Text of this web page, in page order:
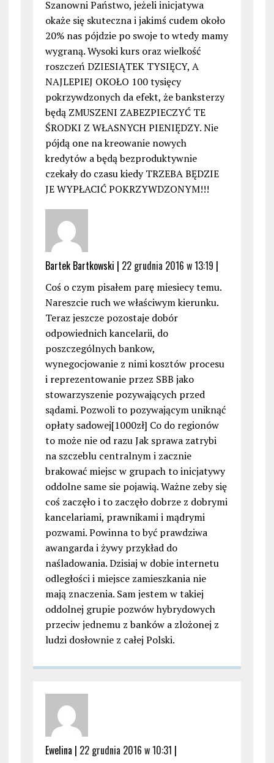
Szanowni Państwo, jeżeli inicjatywa
okaże się skuteczna i jakimś cudem około
20% nas pójdzie po swoje to wtedy mamy
wygraną. Wysoki kurs oraz wielkość
roszczeń DZIESIĄTEK TYSIĘCY, A
NAJLEPIEJ OKOŁO 100 tysięcy
pokrzywdzonych da efekt, że banksterzy
będą ZMUSZENI ZABEZPIECZYĆ TE
ŚRODKI Z WŁASNYCH PIENIĘDZY. Nie
pójdą one na kreowanie nowych
kredytów a będą bezproduktywnie
czekały do czasu kiedy TRZEBA BĘDZIE
JE WYPŁACIĆ POKRZYWDZONYM!!!
Bartek Bartkowski | 22 grudnia 2016 w 13:19 |
Coś o czym pisałem parę miesiecy temu.
Nareszcie ruch we właściwym kierunku.
Teraz jeszcze pozostaje dobór
odpowiednich kancelarii, do
poszczególnych bankow,
wynegocjowanie z nimi kosztów procesu
i reprezentowanie przez SBB jako
stowarzyszenie pozywających przed
sądami. Pozwoli to pozywającym uniknąć
opłaty sadowej[1000zł] Co do regionów
to może nie od razu Jak sprawa zatrybi
na szczeblu centralnym i zacznie
brakować miejsc w grupach to inicjatywy
oddolne same sie pojawią. Ważne zeby się
coś zaczęło i to zaczęło dobrze z dobrymi
kancelariami, prawnikami i mądrymi
pozwami. Powinna to być prawdziwa
awangarda i żywy przykład do
naśladowania. Dzisiaj w dobie internetu
odległości i miejsce zamieszkania nie
mają znaczenia. Sam jestem w takiej
oddolnej grupie pozwów hybrydowych
przeciw jednemu z banków a zlożonej z
ludzi dosłownie z całej Polski.
Ewelina | 22 grudnia 2016 w 10:31 |